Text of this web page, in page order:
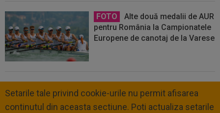
FOTO
Alte două medalii de AUR
pentru România la Campionatele
Europene de canotaj de la Varese
Setarile tale privind cookie-urile nu permit afisarea
continutul din aceasta sectiune. Poti actualiza setarile